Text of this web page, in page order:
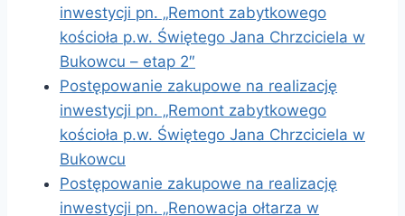
inwestycji pn. „Remont zabytkowego
kościoła p.w. Świętego Jana Chrzciciela w
Bukowcu – etap 2″
Postępowanie zakupowe na realizację
inwestycji pn. „Remont zabytkowego
kościoła p.w. Świętego Jana Chrzciciela w
Bukowcu
Postępowanie zakupowe na realizację
inwestycji pn. „Renowacja ołtarza w